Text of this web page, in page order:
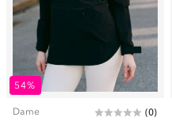
54%
Dame (0)